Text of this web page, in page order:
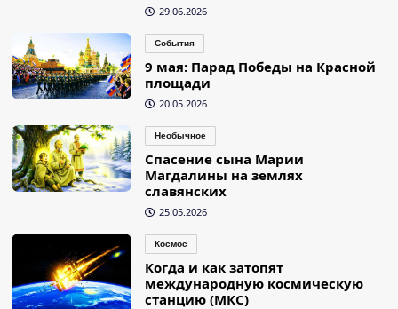
29.06.2026
События
9 мая: Парад Победы на Красной
площади
20.05.2026
Необычное
Спасение сына Марии
Магдалины на землях
славянских
25.05.2026
Космос
Когда и как затопят
международную космическую
станцию (МКС)